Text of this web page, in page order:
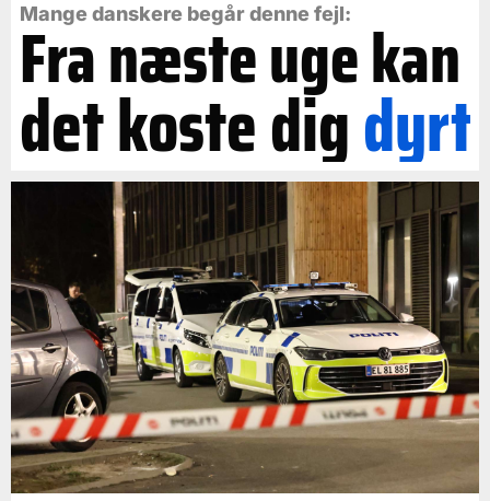
Mange danskere begår denne fejl:
Fra næste uge kan
det koste digdyrt